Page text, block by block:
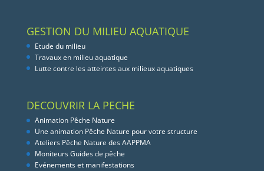
GESTION DU MILIEU AQUATIQUE
Etude du milieu
Travaux en milieu aquatique
Lutte contre les atteintes aux milieux aquatiques
DECOUVRIR LA PECHE
Animation Pêche Nature
Une animation Pêche Nature pour votre structure
Ateliers Pêche Nature des AAPPMA
Moniteurs Guides de pêche
Evénements et manifestations